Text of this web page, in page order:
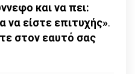
και να πει:
να είστε επιτυχής».
στον εαυτό σας